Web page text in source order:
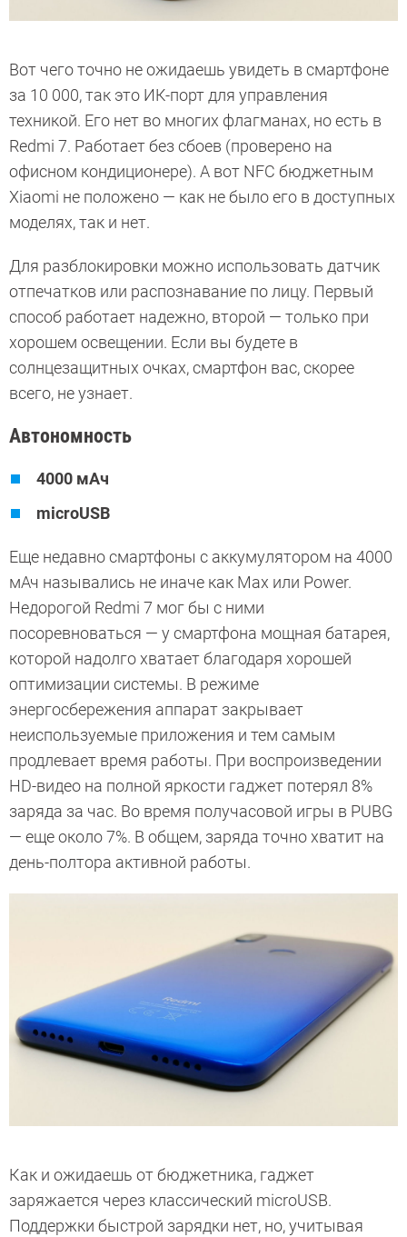
Вот чего точно не ожидаешь увидеть в смартфоне
за 10 000, так это ИК-порт для управления
техникой. Его нет во многих флагманах, но есть в
Redmi 7. Работает без сбоев (проверено на
офисном кондиционере). А вот NFC бюджетным
Xiaomi не положено — как не было его в доступных
моделях, так и нет.
Для разблокировки можно использовать датчик
отпечатков или распознавание по лицу. Первый
способ работает надежно, второй — только при
хорошем освещении. Если вы будете в
солнцезащитных очках, смартфон вас, скорее
всего, не узнает.
Автономность
4000 мАч
microUSB
Еще недавно смартфоны с аккумулятором на 4000
мАч назывались не иначе как Max или Power.
Недорогой Redmi 7 мог бы с ними
посоревноваться — у смартфона мощная батарея,
которой надолго хватает благодаря хорошей
оптимизации системы. В режиме
энергосбережения аппарат закрывает
неиспользуемые приложения и тем самым
продлевает время работы. При воспроизведении
HD-видео на полной яркости гаджет потерял 8%
заряда за час. Во время получасовой игры в PUBG
— еще около 7%. В общем, заряда точно хватит на
день-полтора активной работы.
Как и ожидаешь от бюджетника, гаджет
заряжается через классический microUSB.
Поддержки быстрой зарядки нет, но, учитывая